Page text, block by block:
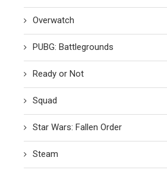
Overwatch
PUBG: Battlegrounds
Ready or Not
Squad
Star Wars: Fallen Order
Steam